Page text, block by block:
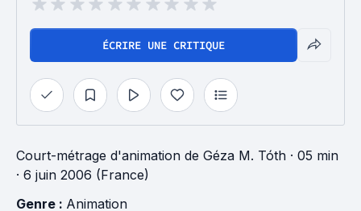
ÉCRIRE UNE CRITIQUE
Court-métrage d'animation de Géza M. Tóth · 05 min
· 6 juin 2006 (France)
Genre : Animation